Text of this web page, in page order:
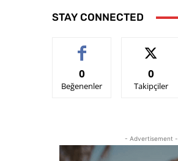
STAY CONNECTED
0
Beğenenler
0
Takipçiler
- Advertisement -